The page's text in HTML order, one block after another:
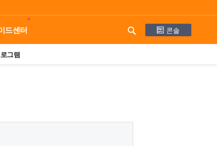
콘솔
드센터
그램